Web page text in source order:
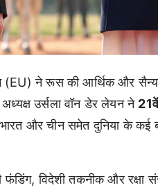
(EU) ने रूस की आर्थिक और
उर्सला वॉन डेर लेयन ने
और चीन समेत दुनिया के कई
विदेशी तकनीक और रक्षा